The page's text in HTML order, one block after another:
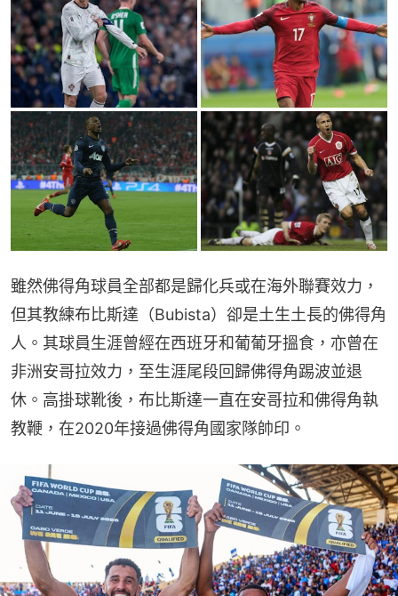
雖然佛得角球員全部都是歸化兵或在海外聯賽效力，
但其教練布比斯達（Bubista）卻是土生土長的佛得角
人。其球員生涯曾經在西班牙和葡葡牙搵食，亦曾在
非洲安哥拉效力，至生涯尾段回歸佛得角踢波並退
休。高掛球靴後，布比斯達一直在安哥拉和佛得角執
教鞭，在2020年接過佛得角國家隊帥印。